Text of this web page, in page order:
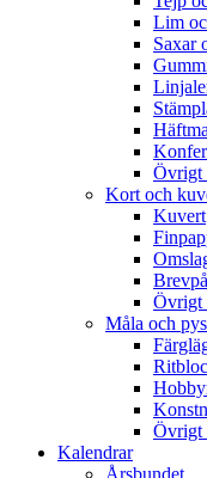
Lim
Saxar
Övrigt
Kort och
Kuvert
Övrigt
Måla och
Övrigt
Kalendrar
Årsbundet